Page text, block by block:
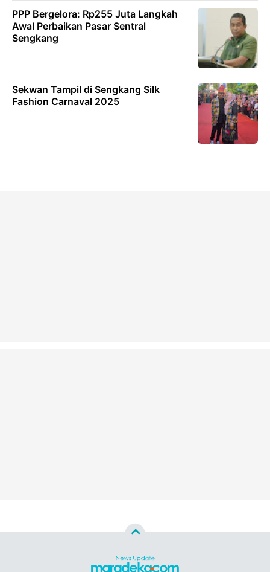
PPP Bergelora: Rp255 Juta Langkah
Awal Perbaikan Pasar Sentral
Sengkang
Sekwan Tampil di Sengkang Silk
Fashion Carnaval 2025